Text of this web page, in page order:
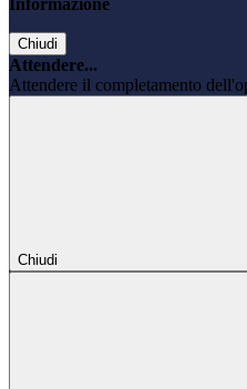
Informazione
Chiudi
Attendere...
Attendere il completamento
Chiudi